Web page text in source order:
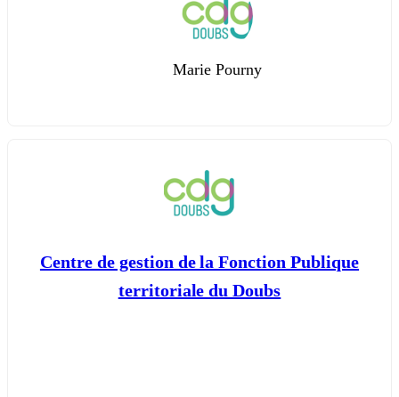
Marie Pourny
Centre de gestion de la Fonction Publique
territoriale du Doubs